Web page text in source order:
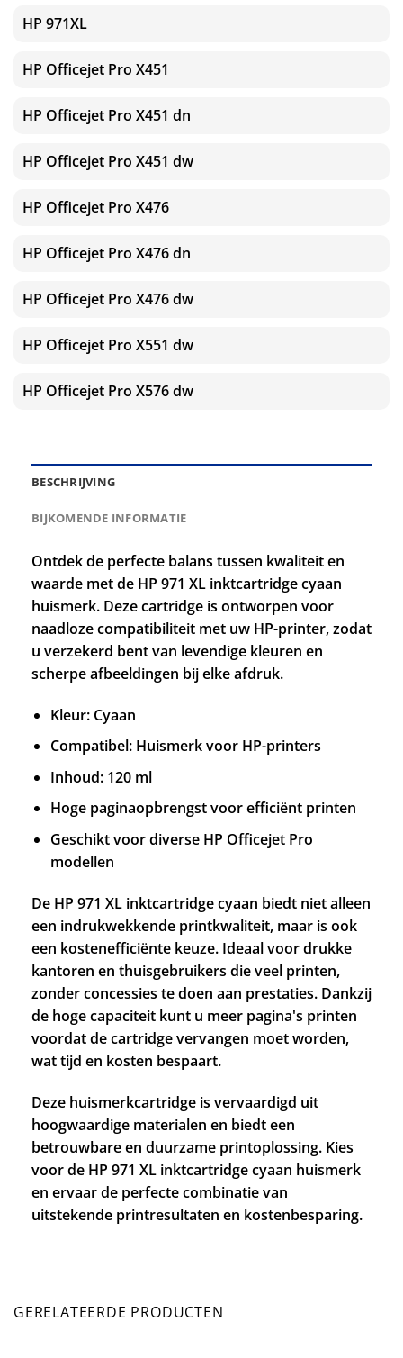
HP 971XL
HP Officejet Pro X451
HP Officejet Pro X451 dn
HP Officejet Pro X451 dw
HP Officejet Pro X476
HP Officejet Pro X476 dn
HP Officejet Pro X476 dw
HP Officejet Pro X551 dw
HP Officejet Pro X576 dw
BESCHRIJVING
BIJKOMENDE INFORMATIE
Ontdek de perfecte balans tussen kwaliteit en
waarde met de HP 971 XL inktcartridge cyaan
huismerk. Deze cartridge is ontworpen voor
naadloze compatibiliteit met uw HP-printer, zodat
u verzekerd bent van levendige kleuren en
scherpe afbeeldingen bij elke afdruk.
Kleur: Cyaan
Compatibel: Huismerk voor HP-printers
Inhoud: 120 ml
Hoge paginaopbrengst voor efficiënt printen
Geschikt voor diverse HP Officejet Pro
modellen
De HP 971 XL inktcartridge cyaan biedt niet alleen
een indrukwekkende printkwaliteit, maar is ook
een kostenefficiënte keuze. Ideaal voor drukke
kantoren en thuisgebruikers die veel printen,
zonder concessies te doen aan prestaties. Dankzij
de hoge capaciteit kunt u meer pagina's printen
voordat de cartridge vervangen moet worden,
wat tijd en kosten bespaart.
Deze huismerkcartridge is vervaardigd uit
hoogwaardige materialen en biedt een
betrouwbare en duurzame printoplossing. Kies
voor de HP 971 XL inktcartridge cyaan huismerk
en ervaar de perfecte combinatie van
uitstekende printresultaten en kostenbesparing.
GERELATEERDE PRODUCTEN